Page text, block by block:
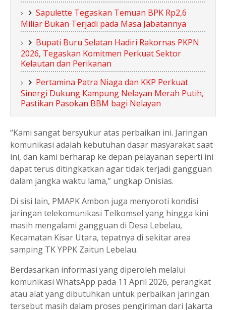
Sapulette Tegaskan Temuan BPK Rp2,6
Miliar Bukan Terjadi pada Masa Jabatannya
Bupati Buru Selatan Hadiri Rakornas PKPN
2026, Tegaskan Komitmen Perkuat Sektor
Kelautan dan Perikanan
Pertamina Patra Niaga dan KKP Perkuat
Sinergi Dukung Kampung Nelayan Merah Putih,
Pastikan Pasokan BBM bagi Nelayan
“Kami sangat bersyukur atas perbaikan ini. Jaringan
komunikasi adalah kebutuhan dasar masyarakat saat
ini, dan kami berharap ke depan pelayanan seperti ini
dapat terus ditingkatkan agar tidak terjadi gangguan
dalam jangka waktu lama,” ungkap Onisias.
Di sisi lain, PMAPK Ambon juga menyoroti kondisi
jaringan telekomunikasi Telkomsel yang hingga kini
masih mengalami gangguan di Desa Lebelau,
Kecamatan Kisar Utara, tepatnya di sekitar area
samping TK YPPK Zaitun Lebelau.
Berdasarkan informasi yang diperoleh melalui
komunikasi WhatsApp pada 11 April 2026, perangkat
atau alat yang dibutuhkan untuk perbaikan jaringan
tersebut masih dalam proses pengiriman dari Jakarta